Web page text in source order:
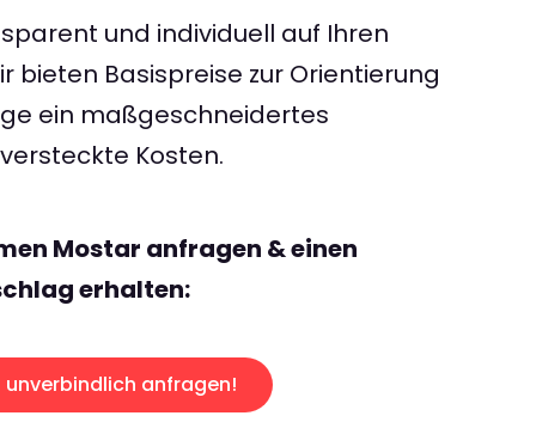
und individuell auf Ihren
bieten Basispreise zur Orientierung
ein maßgeschneidertes
Kosten.
Mostar anfragen & einen
erhalten:
unverbindlich anfragen!